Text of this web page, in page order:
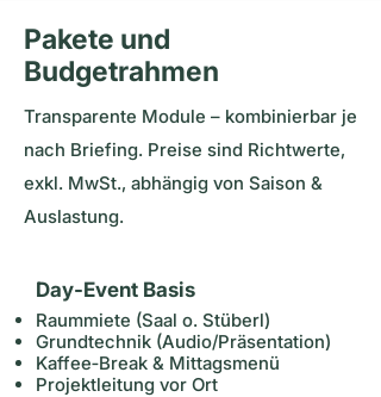
Pakete und
Budgetrahmen
Transparente Module – kombinierbar je
nach Briefing. Preise sind Richtwerte,
exkl. MwSt., abhängig von Saison &
Auslastung.
Day‑Event Basis
Raummiete (Saal o. Stüberl)
Grundtechnik (Audio/Präsentation)
Kaffee‑Break & Mittagsmenü
Projektleitung vor Ort